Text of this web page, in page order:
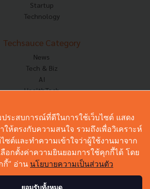
Startup
Technology
Techsauce Category
News
Tech & Biz
AI
HealthTech
Corp Innov
Saucy Thoughts
Sustainable
Videos
Podcast
ประสบการณ์ที่ดีในการใช้เว็บไซต์ แสดง
ห้ตรงกับความสนใจ รวมถึงเพื่อวิเคราะห์
ไซต์และทำความเข้าใจว่าผู้ใช้งานมาจาก
อกตั้งค่าความยินยอมการใช้คุกกี้ได้ โดย
กี้” อ่าน นโยบายความเป็นส่วนตัว
ยอมรับทั้งหมด